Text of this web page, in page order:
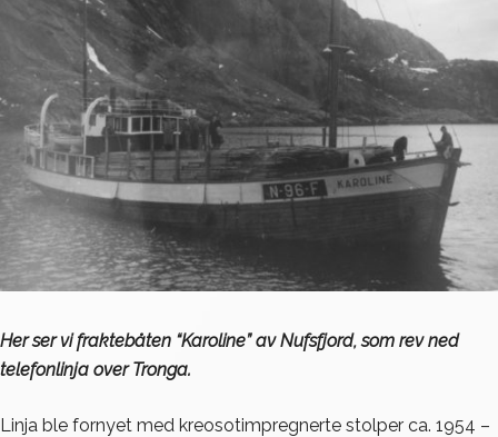
Her ser vi fraktebåten “Karoline” av Nufsfjord, som rev ned
telefonlinja over Tronga.
Linja ble fornyet med kreosotimpregnerte stolper ca. 1954 –